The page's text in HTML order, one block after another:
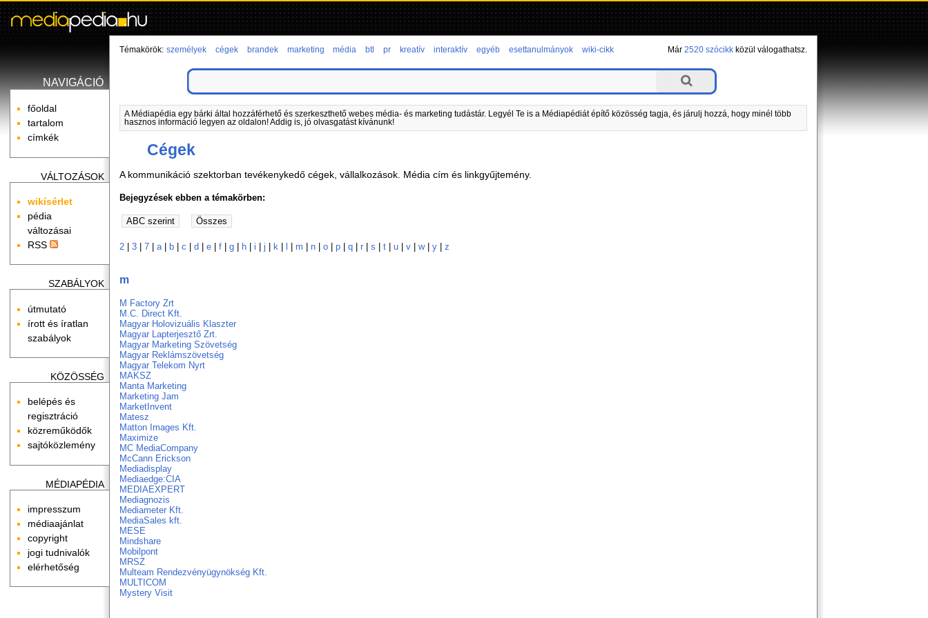
NAVIGÁCIÓ
főoldal
tartalom
címkék
VÁLTOZÁSOK
wikísérlet
pédia
változásai
RSS
SZABÁLYOK
útmutató
írott és íratlan
szabályok
KÖZÖSSÉG
belépés és
regisztráció
közreműködők
sajtóközlemény
MÉDIAPÉDIA
impresszum
médiaajánlat
copyright
jogi tudnivalók
elérhetőség
Témakörök: személyek cégek brandek marketing média btl pr kreatív interaktív egyéb esettanulmányok wiki-cikk Már 2520 szócikkközül válogathatsz.
A Médiapédia egy bárki által hozzáférhető és szerkeszthető webes média- és marketing tudástár. Legyél Te is a Médiapédiát építő közösség tagja, és járulj hozzá, hogy minél több
hasznos információ legyen az oldalon! Addig is, jó olvasgatást kívánunk!
Cégek
A kommunikáció szektorban tevékenykedő cégek, vállalkozások. Média cím és linkgyűjtemény.
Bejegyzések ebben a témakörben:
2 |3 |7 |a b |c |d |e |f |g h |i |j k |m |n |o |p |q |r |s |t |u |v |w|y |z
m
M Factory Zrt
M.C. Direct Kft.
Magyar Holovizuális Klaszter
Magyar Lapterjesztő Zrt.
Magyar Marketing Szövetség
Magyar Reklámszövetség
Magyar Telekom Nyrt
MAKSZ
Manta Marketing
Marketing Jam
MarketInvent
Matesz
Matton Images Kft.
Maximize
MC MediaCompany
McCann Erickson
Mediadisplay
Mediaedge:CIA
MEDIAEXPERT
Mediagnozis
Mediameter Kft.
MediaSales kft.
MESE
Mindshare
Mobilpont
MRSZ
Multeam Rendezvényügynökség Kft.
MULTICOM
Mystery Visit